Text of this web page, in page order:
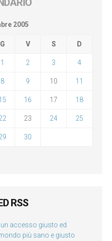
2005
G V S D
1 2 3 4
8 9 10 11
16 17 18
23 24 25
30
RSS
un accesso giusto ed
più sano e giusto